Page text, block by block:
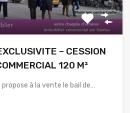
– CESSION
120 M²
propose à la vente le bail de…